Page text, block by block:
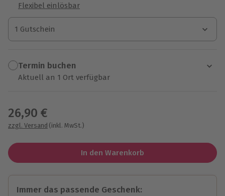
Flexibel einlösbar
1 Gutschein
1 Gutschein
1 Gutschein
Termin buchen
Aktuell an 1 Ort verfügbar
26,90 €
zzgl. Versand (inkl. MwSt.)
In den Warenkorb
Immer das passende Geschenk: